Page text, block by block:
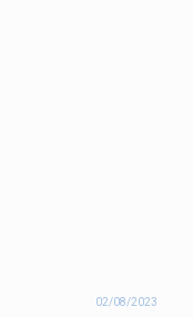
02/08/2023